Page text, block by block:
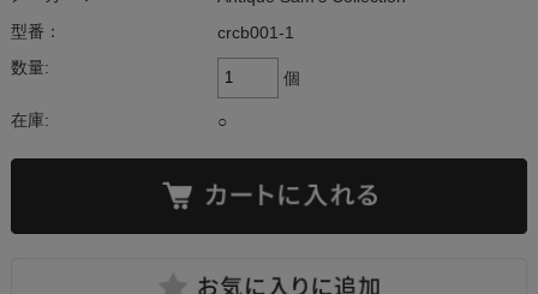
型番：
crcb001-1
数量:
個
在庫: ○